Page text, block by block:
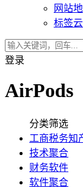
网站
标签云
登录
AirPods
分类筛选
工商税务知
技术聚合
财务软件
软件聚合